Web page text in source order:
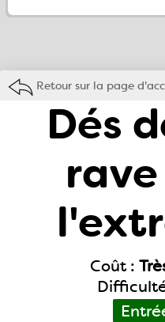
Retour sur la page
Dés
Coût :